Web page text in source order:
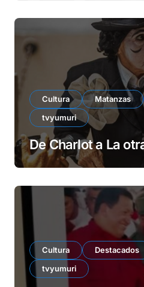
Cultura Matanzas
tvyumuri
De Charlot a La
Cultura Destacados
tvyumuri